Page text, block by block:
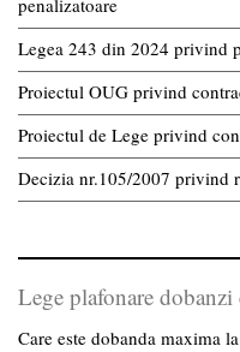
penalizatoare
Legea 243 din 2024 privind
Proiectul OUG privind
Proiectul de Lege privind
Decizia nr.105/2007 privind
Lege plafonare dobanzi
Care este dobanda maxima